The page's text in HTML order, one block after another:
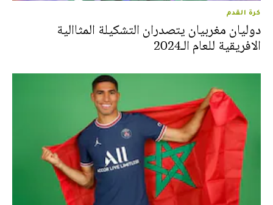
كرة القدم
دوليان مغربيان يتصدران التشكيلة المثاالية
الافريقية للعام الـ2024